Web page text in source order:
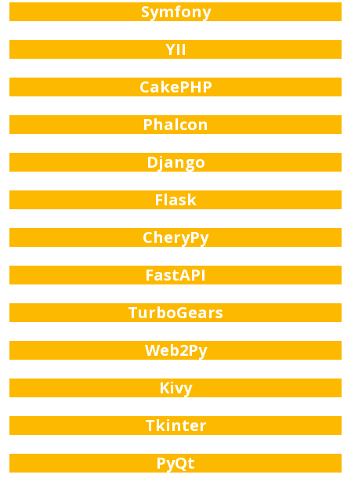
Symfony
YII
CakePHP
Phalcon
Django
Flask
CheryPy
FastAPI
TurboGears
Web2Py
Kivy
Tkinter
PyQt